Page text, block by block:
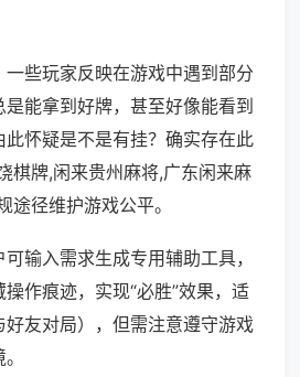
些玩家反映在游戏中遇到部分
能拿到好牌，甚至好像能看到
怀疑是不是有挂？确实存在此
棋牌,闲来贵州麻将,广东闲来麻
途径维护游戏公平。
输入需求生成专用辅助工具，
作痕迹，实现“必胜”效果，适
好友对局），但需注意遵守游戏